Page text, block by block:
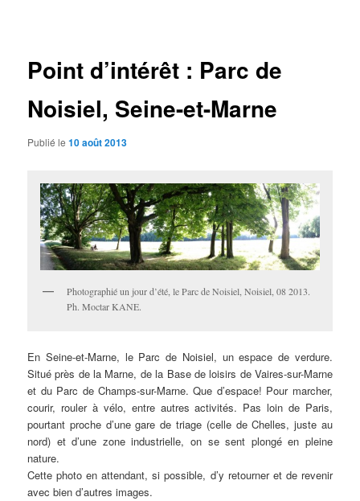
Point d’intérêt : Parc de
Noisiel, Seine-et-Marne
Publié le10 août 2013
Photographié un jour d’été, le Parc de Noisiel, Noisiel, 08 2013.
Ph. Moctar KANE.
En Seine-et-Marne, le Parc de Noisiel, un espace de verdure.
Situé près de la Marne, de la Base de loisirs de Vaires-sur-Marne
et du Parc de Champs-sur-Marne. Que d’espace! Pour marcher,
courir, rouler à vélo, entre autres activités. Pas loin de Paris,
pourtant proche d’une gare de triage (celle de Chelles, juste au
nord) et d’une zone industrielle, on se sent plongé en pleine
nature.
Cette photo en attendant, si possible, d’y retourner et de revenir
avec bien d’autres images.